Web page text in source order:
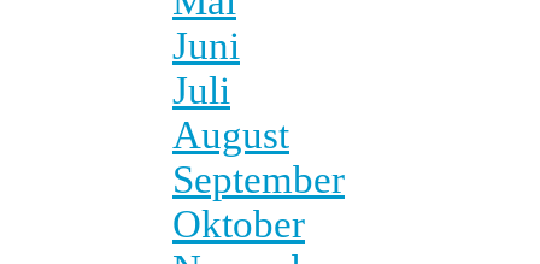
Juni
Juli
August
September
Oktober